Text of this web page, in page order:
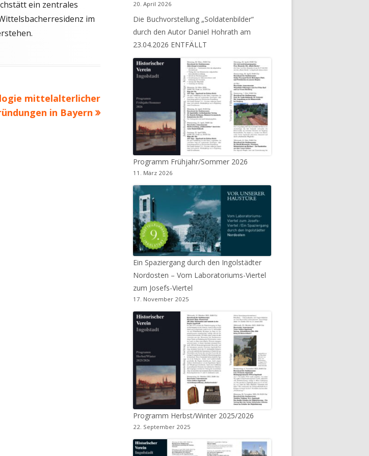
STAMMTISCH
DOCUMENTEKONZEPT AKTUALISIERUNG SOMMER 2020
ein zentrales
im
mittelalterlicher
in Bayern
20. April 2026
Die Buchvorstellung „Soldatenbilder“
durch den Autor Daniel Hohrath am
23.04.2026 ENTFÄLLT
Programm Frühjahr/Sommer 2026
11. März 2026
Ein Spaziergang durch den Ingolstädter
Nordosten – Vom Laboratoriums-Viertel
zum Josefs-Viertel
17. November 2025
Programm Herbst/Winter 2025/2026
22. September 2025